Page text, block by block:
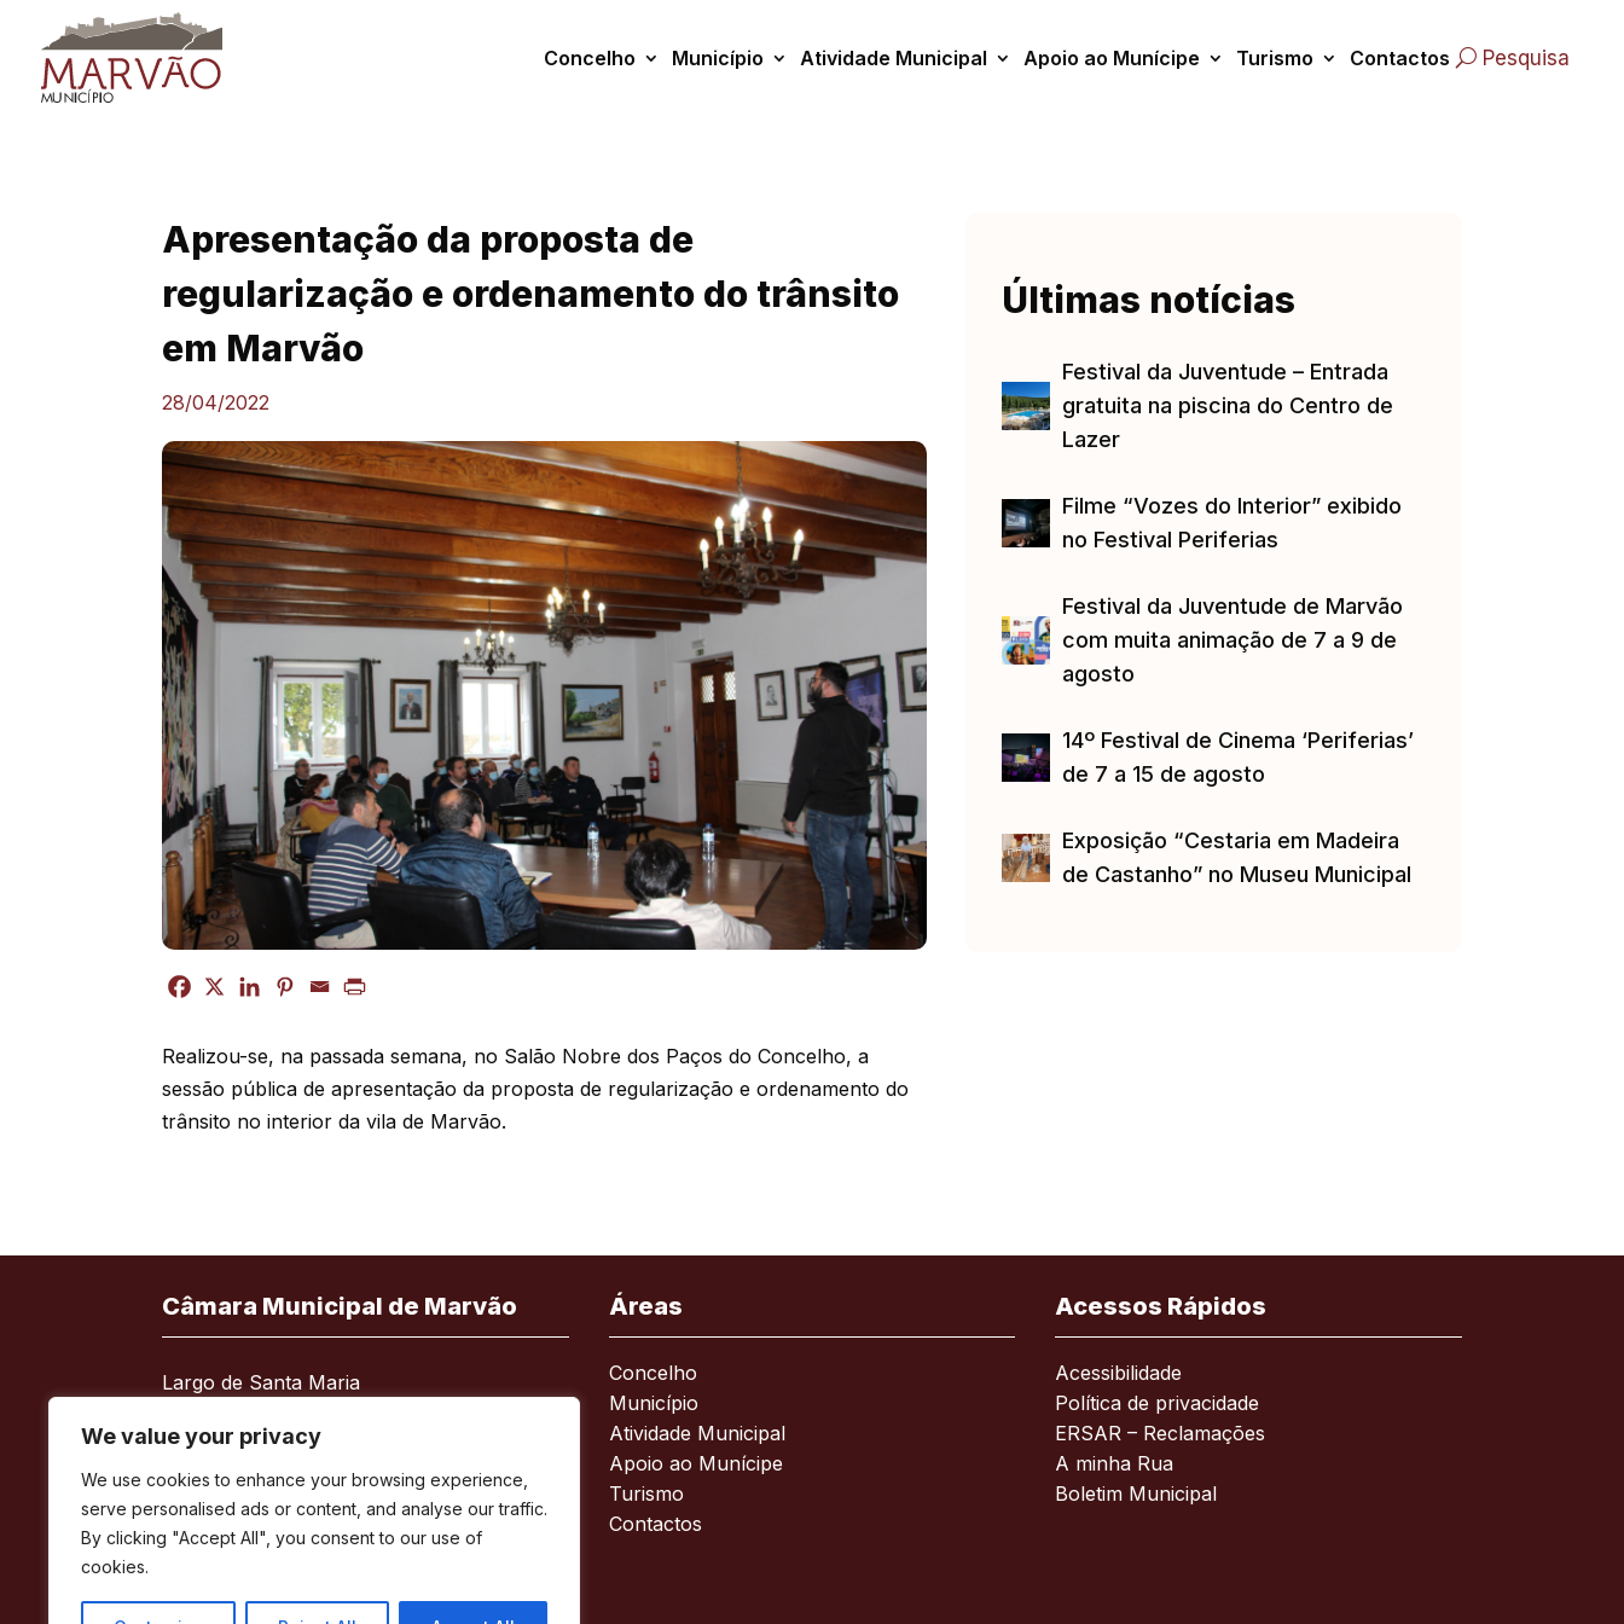
content
We value your privacy
We use cookies to enhance your browsing experience,
serve personalised ads or content, and analyse our traffic.
By clicking "Accept All", you consent to our use of
cookies.
Concelho Município Atividade Municipal Apoio ao Munícipe Turismo Contactos Pesquisa
Apresentação da proposta de
regularização e ordenamento do trânsito
em Marvão
28/04/2022
Realizou-se, na passada semana, no Salão Nobre dos Paços do Concelho, a
sessão pública de apresentação da proposta de regularização e ordenamento do
trânsito no interior da vila de Marvão.
Últimas notícias
Festival da Juventude – Entrada
gratuita na piscina do Centro de
Lazer
Filme “Vozes do Interior” exibido
no Festival Periferias
Festival da Juventude de Marvão
com muita animação de 7 a 9 de
agosto
14º Festival de Cinema ‘Periferias’
de 7 a 15 de agosto
Exposição “Cestaria em Madeira
de Castanho” no Museu Municipal
Câmara Municipal de Marvão
Largo de Santa Maria
Telefone:
245 909 130
Fax: 245 909 526
E-mail:
geral@cm-marvao.pt
Áreas
Concelho
Município
Atividade Municipal
Apoio ao Munícipe
Turismo
Contactos
Acessos Rápidos
Acessibilidade
Política de privacidade
ERSAR – Reclamações
A minha Rua
Boletim Municipal